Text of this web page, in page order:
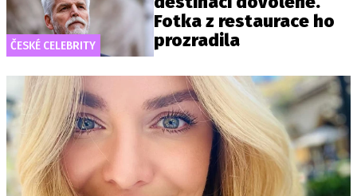
ČESKÉ CELEBRITY
Fotka z restaurace ho
prozradila